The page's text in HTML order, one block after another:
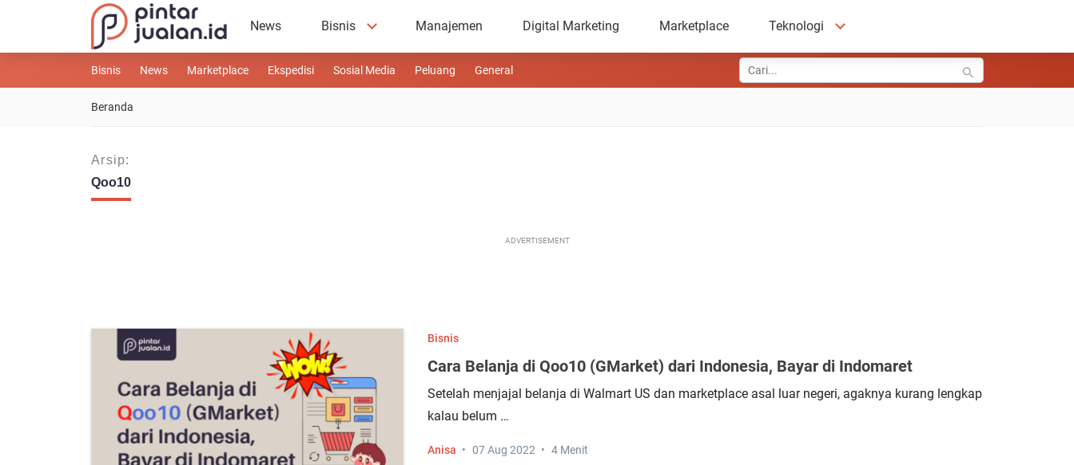
News Bisnis Manajemen Digital Marketing Marketplace Teknologi
Bisnis News Marketplace Ekspedisi Sosial Media Peluang General
Beranda
Arsip:
Qoo10
ADVERTISEMENT
Bisnis
Cara Belanja di Qoo10 (GMarket) dari Indonesia, Bayar di Indomaret
Setelah menjajal belanja di Walmart US dan marketplace asal luar negeri, agaknya kurang lengkap
kalau belum …
Anisa 07 Aug 2022 4 Menit